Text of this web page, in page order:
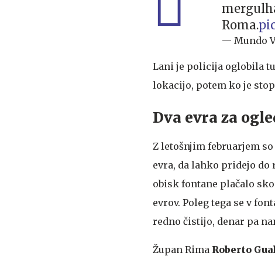
Roma.
— Mundo
Lani je policija oglobila
lokacijo, potem ko je
Dva evra za
Z letošnjim februarjem
evra, da lahko pridejo do
obisk fontane plačalo
evrov. Poleg tega se v
redno čistijo, denar pa
Župan Rima Roberto